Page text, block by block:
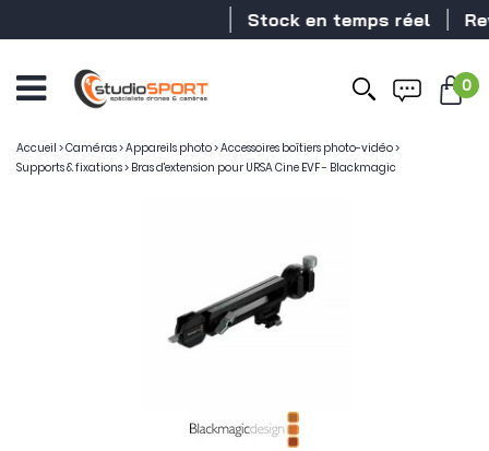
Stock en temps réel
0
Accueil >Caméras>Appareils photo>Accessoires boîtiers photo-vidéo>
Supports & fixations> Bras d'extension pour URSA Cine EVF - Blackmagic